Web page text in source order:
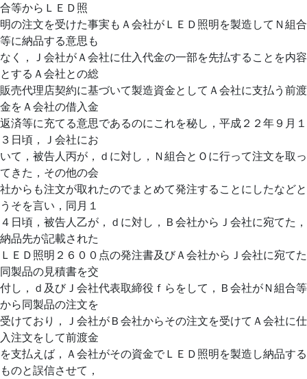
合等からＬＥＤ照
明の注文を受けた事実もＡ会社がＬＥＤ照明を製造してＮ組合
等に納品する意思も
なく，Ｊ会社がＡ会社に仕入代金の一部を先払することを内容
とするＡ会社との総
販売代理店契約に基づいて製造資金としてＡ会社に支払う前渡
金をＡ会社の借入金
返済等に充てる意思であるのにこれを秘し，平成２２年９月１
３日頃，Ｊ会社にお
いて，被告人丙が，ｄに対し，Ｎ組合とＯに行って注文を取っ
てきた，その他の会
社からも注文が取れたのでまとめて発注することにしたなどと
うそを言い，同月１
４日頃，被告人乙が，ｄに対し，Ｂ会社からＪ会社に宛てた，
納品先が記載された
ＬＥＤ照明２６００点の発注書及びＡ会社からＪ会社に宛てた
同製品の見積書を交
付し，ｄ及びＪ会社代表取締役ｆらをして，Ｂ会社がＮ組合等
から同製品の注文を
受けており，Ｊ会社がＢ会社からその注文を受けてＡ会社に仕
入注文をして前渡金
を支払えば，Ａ会社がその資金でＬＥＤ照明を製造し納品する
ものと誤信させて，